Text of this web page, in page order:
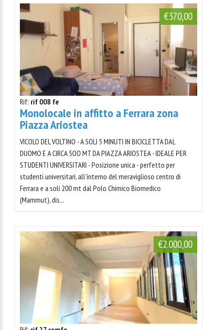
€370,00
Rif: rif 008 fe
Monolocale in affitto a Ferrara zona
Piazza Ariostea
VICOLO DEL VOLTINO - A SOLI 5 MINUTI IN BICICLETTA DAL
DUOMO E A CIRCA 5OO MT DA PIAZZA ARIOSTEA - IDEALE PER
STUDENTI UNIVERSITARI - Posizione unica - perfetto per
studenti universitari, all'interno del meraviglioso centro di
Ferrara e a soli 200 mt dal Polo Chimico Biomedico
(Mammut), dis...
€2.000,00